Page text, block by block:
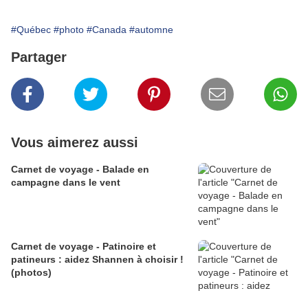
#Québec #photo #Canada #automne
Partager
Vous aimerez aussi
Carnet de voyage - Balade en
campagne dans le vent
Carnet de voyage - Patinoire et
patineurs : aidez Shannen à choisir !
(photos)